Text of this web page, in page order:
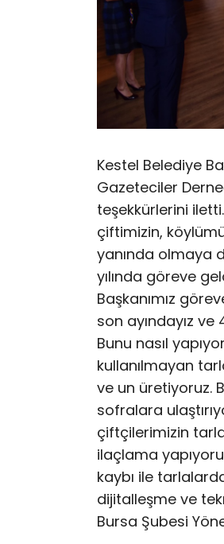
Kestel Belediye
Gazeteciler
teşekkürlerini
çiftimizin,
yanında olmaya
yılında göreve
Başkanımız
son ayındayız ve
Bunu nasıl
kullanılmayan
ve un üretiyoruz.
sofralara
çiftçilerimizin
ilaçlama
kaybı ile
dijitalleşme ve
Bursa Şubesi